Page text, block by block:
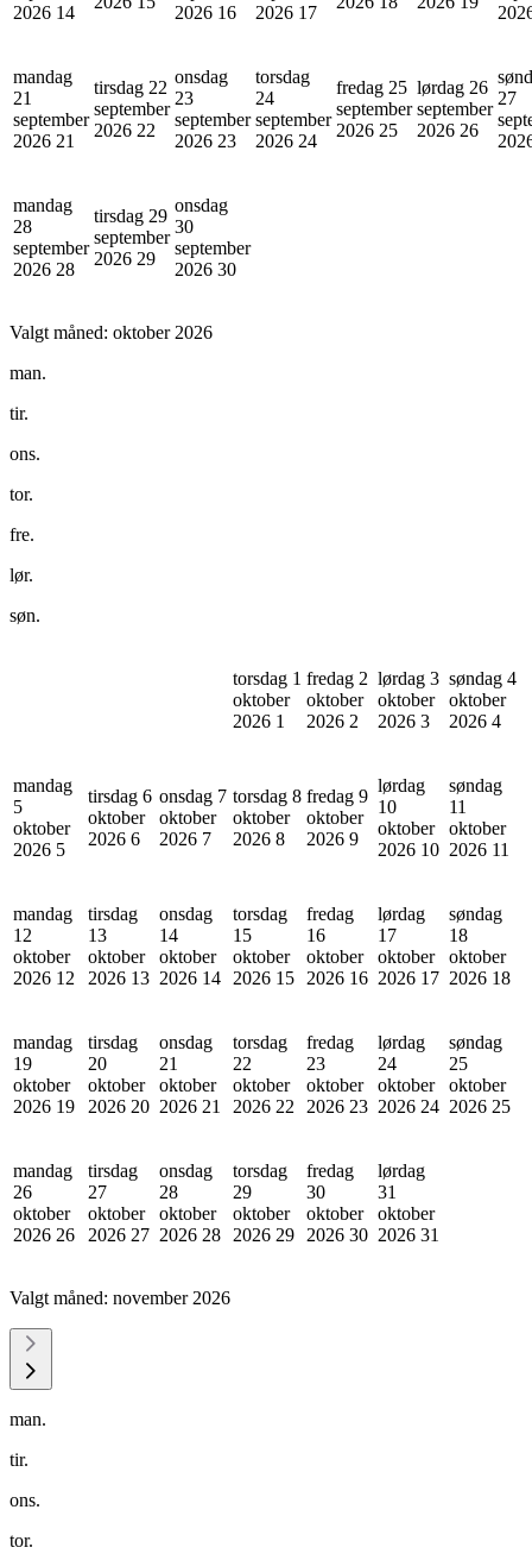
2026 14
2026 16
2026 17
mandag
21
september
2026 21
tirsdag 22
september
2026 22
onsdag
23
september
2026 23
torsdag
24
september
2026 24
fredag 25
september
2026 25
lørdag 26
september
2026 26
27
mandag
28
september
2026 28
tirsdag 29
september
2026 29
onsdag
30
september
2026 30
Valgt måned: oktober 2026
man.
tir.
ons.
tor.
fre.
lør.
søn.
torsdag 1
oktober
2026 1
fredag 2
oktober
2026 2
lørdag 3
oktober
2026 3
søndag 4
oktober
2026 4
mandag
5
oktober
2026 5
tirsdag 6
oktober
2026 6
onsdag 7
oktober
2026 7
torsdag 8
oktober
2026 8
fredag 9
oktober
2026 9
lørdag
10
oktober
2026 10
søndag
11
oktober
2026 11
mandag
12
oktober
2026 12
tirsdag
13
oktober
2026 13
onsdag
14
oktober
2026 14
torsdag
15
oktober
2026 15
fredag
16
oktober
2026 16
lørdag
17
oktober
2026 17
søndag
18
oktober
2026 18
mandag
19
oktober
2026 19
tirsdag
20
oktober
2026 20
onsdag
21
oktober
2026 21
torsdag
22
oktober
2026 22
fredag
23
oktober
2026 23
lørdag
24
oktober
2026 24
søndag
25
oktober
2026 25
mandag
26
oktober
2026 26
tirsdag
27
oktober
2026 27
onsdag
28
oktober
2026 28
torsdag
29
oktober
2026 29
fredag
30
oktober
2026 30
lørdag
31
oktober
2026 31
Valgt måned: november 2026
man.
tir.
ons.
tor.